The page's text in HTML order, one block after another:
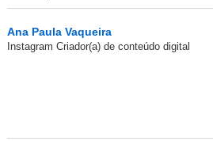
Ana Paula Vaqueira
Instagram Criador(a) de conteúdo digital